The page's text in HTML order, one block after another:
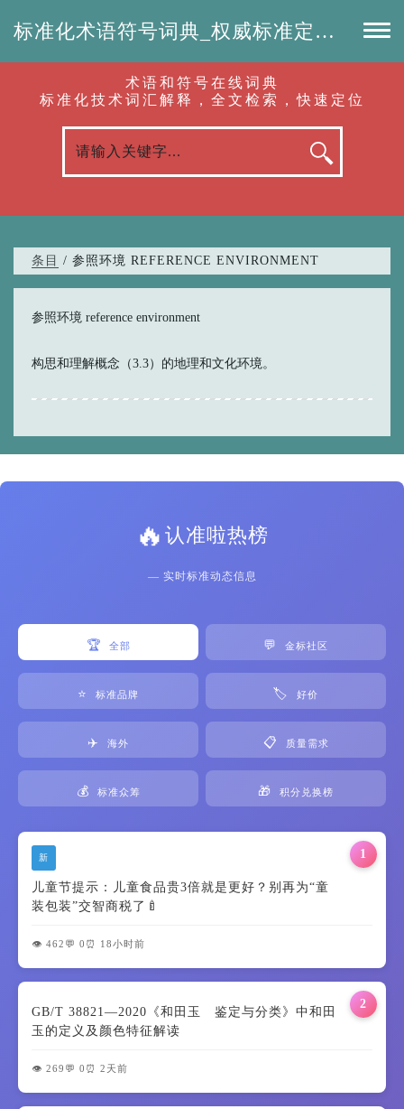
标准化术语符号词典_权威标准定义_专业词汇查询-认准啦（RenZhunLa.com）
术语和符号在线词典
标准化技术词汇解释，全文检索，快速定位
条目 / 参照环境 REFERENCE ENVIRONMENT
参照环境 reference environment
构思和理解概念（3.3）的地理和文化环境。
🔥认准啦热榜
— 实时标准动态信息
🏆 全部 💬 金标社区
⭐ 标准品牌 🏷️ 好价
✈️ 海外 📋 质量需求
💰 标准众筹 🎁 积分兑换榜
1
新
儿童节提示：儿童食品贵3倍就是更好？别再为“童
装包装”交智商税了🍼
👁️ 462 💬 0 ⏰ 18小时前
2
GB/T 38821—2020《和田玉 鉴定与分类》中和田
玉的定义及颜色特征解读
👁️ 269 💬 0 ⏰ 2天前